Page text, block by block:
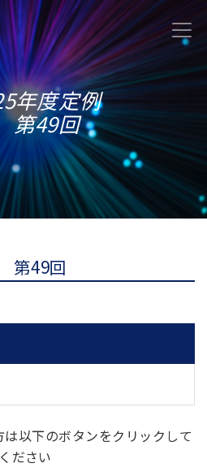
年度定例
49回
第49回
以下のボタンをクリックして
ください